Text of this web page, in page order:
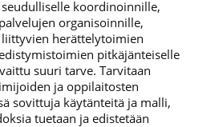
koordinoinnille,
organisoinnille,
herättelytoimien
pitkäjänteiselle
suuri tarve. Tarvitaan
ja oppilaitosten
sovittuja käytänteitä ja malli,
tuetaan ja edistetään